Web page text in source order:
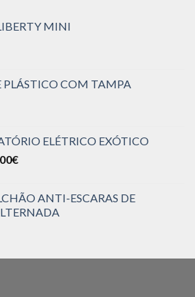
MINI
PLÁSTICO COM TAMPA
ELÉTRICO EXÓTICO
€
ANTI-ESCARAS DE